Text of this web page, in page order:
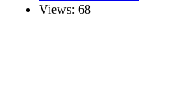
Views: 68